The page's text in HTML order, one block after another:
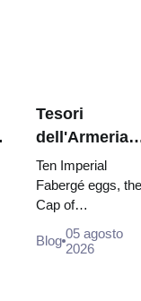
Tesori
dell'Armeria
del Cremlino:
uova di
Fabergé,
e vesti di
Ten Imperial
Fabergé eggs, the
Cap of
double throne of
Blog 05 agosto
2026